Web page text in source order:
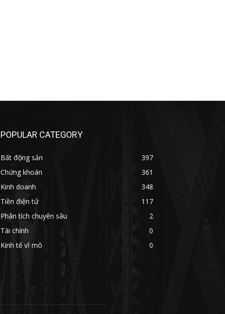
POPULAR CATEGORY
Bất động sản
397
Chứng khoán
361
Kinh doanh
348
Tiền điện tử
117
Phân tích chuyên sâu
2
Tài chính
0
Kinh tế vĩ mô
0